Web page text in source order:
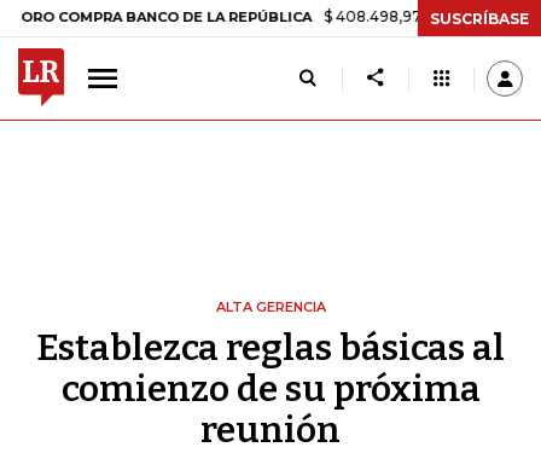
COMPRA BANCO DE LA REPÚBLICA $ 408.498,97 +$ 8.753,81 +2,19%
SUSCRÍBASE
ALTA GERENCIA
Establezca reglas básicas al
comienzo de su próxima
reunión